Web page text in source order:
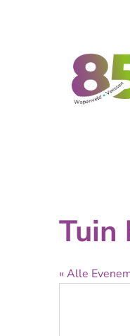
Tuin
« Alle